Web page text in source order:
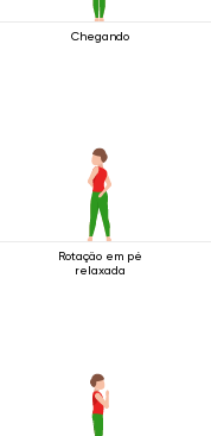
Chegando
Rotação em pé
relaxada